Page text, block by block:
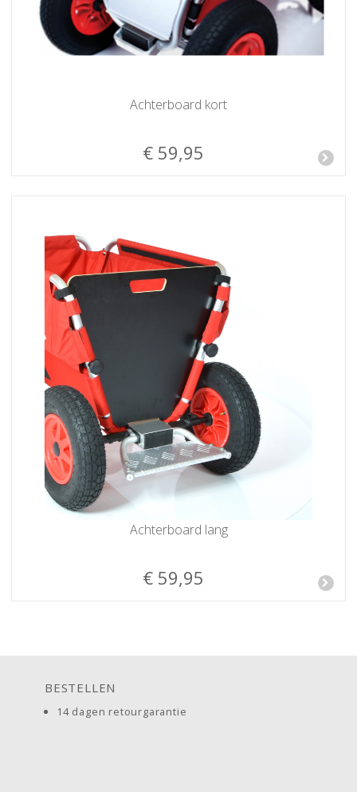
Achterboard kort
€ 59,95
Achterboard lang
€ 59,95
BESTELLEN
14 dagen retourgarantie